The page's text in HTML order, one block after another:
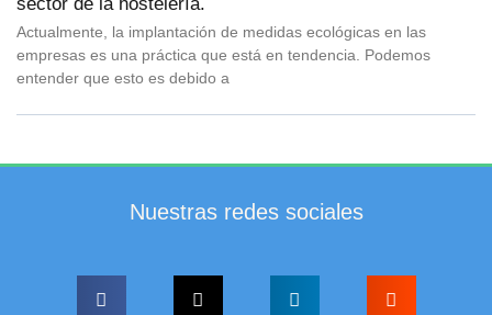
Actualmente, la implantación de medidas ecológicas en las
empresas es una práctica que está en tendencia. Podemos
entender que esto es debido a
Nuestras redes sociales